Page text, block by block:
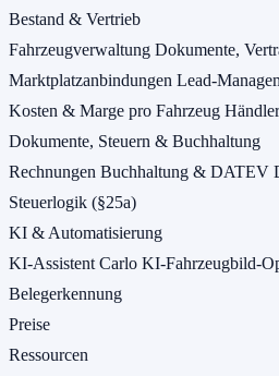
Bestand & Vertrieb
Fahrzeugverwaltung Dokumente,
Marktplatzanbindungen Lead-
Kosten & Marge pro Fahrzeug
Dokumente, Steuern & Buchhaltung
Rechnungen Buchhaltung & DATEV
Steuerlogik (§25a)
KI & Automatisierung
KI-Assistent Carlo KI-Fahrzeugbild-
Belegerkennung
Preise
Ressourcen